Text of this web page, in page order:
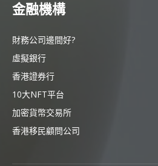
金融機構
財務公司邊間好?
虛擬銀行
香港證券行
10大NFT平台
加密貨幣交易所
香港移民顧問公司